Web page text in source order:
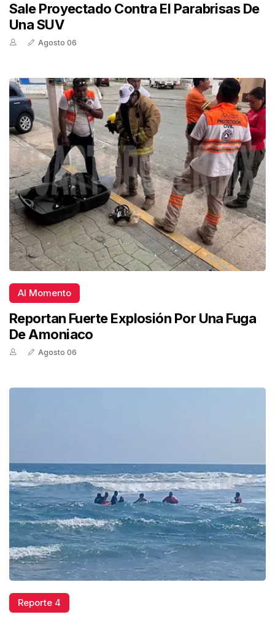
Sale Proyectado Contra El Parabrisas De
Una SUV
Agosto 06
Al Momento
Reportan Fuerte Explosión Por Una Fuga
De Amoniaco
Agosto 06
Reporte 4